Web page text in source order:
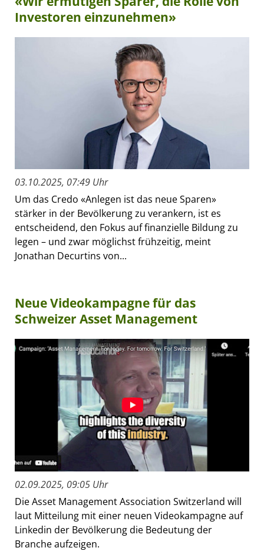
Investoren einzunehmen»
03.10.2025, 07:49 Uhr
Um das Credo «Anlegen ist das neue Sparen»
stärker in der Bevölkerung zu verankern, ist es
entscheidend, den Fokus auf finanzielle Bildung zu
legen – und zwar möglichst frühzeitig, meint
Jonathan Decurtins von...
Neue Videokampagne für das
Schweizer Asset Management
02.09.2025, 09:05 Uhr
Die Asset Management Association Switzerland will
laut Mitteilung mit einer neuen Videokampagne auf
Linkedin der Bevölkerung die Bedeutung der
Branche aufzeigen.